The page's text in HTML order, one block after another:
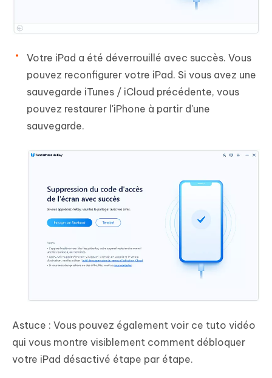
Votre iPad a été déverrouillé avec succès. Vous
pouvez reconfigurer votre iPad. Si vous avez une
sauvegarde iTunes / iCloud précédente, vous
pouvez restaurer l'iPhone à partir d'une
sauvegarde.
Astuce : Vous pouvez également voir ce tuto vidéo
qui vous montre visiblement comment débloquer
votre iPad désactivé étape par étape.